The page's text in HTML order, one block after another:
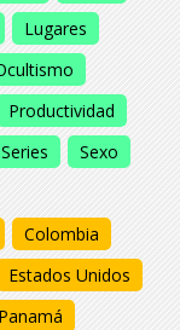
Lugares
Productividad
Series
Sexo
Colombia
Estados Unidos
Panamá